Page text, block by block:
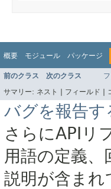
概要 モジュール パッケージ
前のクラス 次のクラス
サマリー: ネスト | フィールド |
バグを報告
さらにAPIリ
用語の定義
説明が含まれ